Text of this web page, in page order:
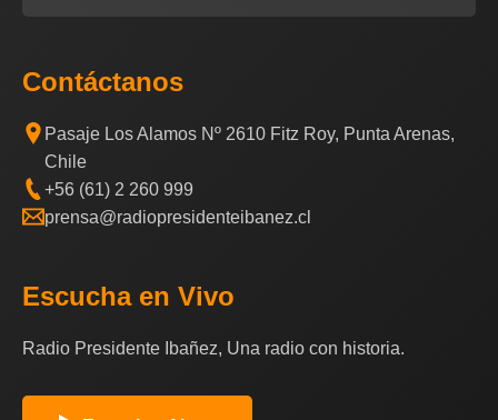
Contáctanos
Pasaje Los Alamos Nº 2610 Fitz Roy, Punta Arenas,
Chile
+56 (61) 2 260 999
prensa@radiopresidenteibanez.cl
Escucha en Vivo
Radio Presidente Ibañez, Una radio con historia.